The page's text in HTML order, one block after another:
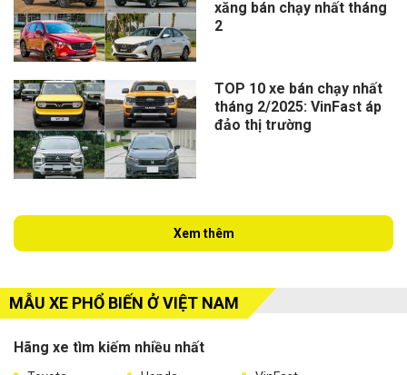
xăng bán chạy nhất tháng
2
TOP 10 xe bán chạy nhất
tháng 2/2025: VinFast áp
đảo thị trường
Xem thêm
MẪU XE PHỔ BIẾN Ở VIỆT NAM
Hãng xe tìm kiếm nhiều nhất